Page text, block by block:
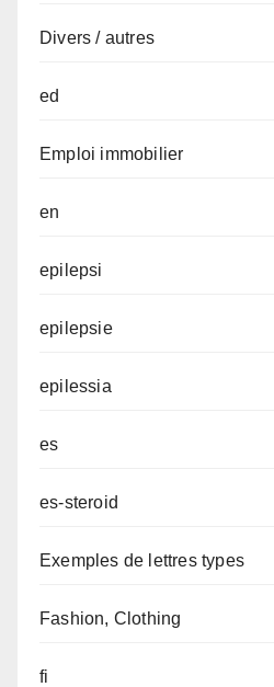
Divers / autres
ed
Emploi immobilier
en
epilepsi
epilepsie
epilessia
es
es-steroid
Exemples de lettres types
Fashion, Clothing
fi